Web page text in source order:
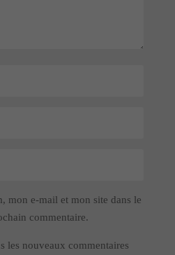
mon e-mail et mon site dans le
commentaire.
les nouveaux commentaires